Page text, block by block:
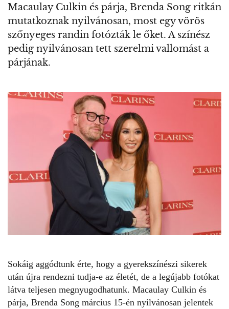
Macaulay Culkin és párja, Brenda Song ritkán
mutatkoznak nyilvánosan, most egy vörös
szőnyeges randin fotózták le őket. A színész
pedig nyilvánosan tett szerelmi vallomást a
párjának.
Sokáig aggódtunk érte, hogy a gyerekszínészi sikerek
után újra rendezni tudja-e az életét, de a legújabb fotókat
látva teljesen megnyugodhatunk. Macaulay Culkin és
párja, Brenda Song március 15-én nyilvánosan jelentek